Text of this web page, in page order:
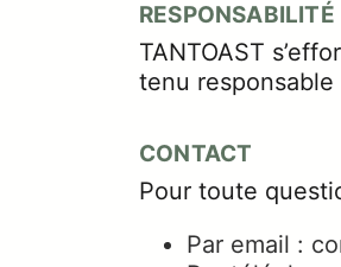
RESPONSABILITÉ
TANTOAST
tenu
CONTACT
Pour toute
Par email :